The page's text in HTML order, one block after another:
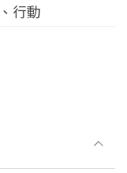
行動